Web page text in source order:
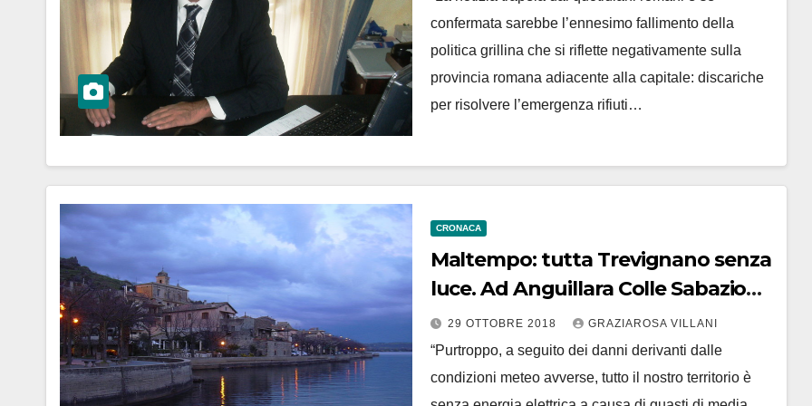
confermata sarebbe l’ennesimo fallimento della
politica grillina che si riflette negativamente sulla
provincia romana adiacente alla capitale: discariche
per risolvere l’emergenza rifiuti…
CRONACA
Maltempo: tutta Trevignano senza
luce. Ad Anguillara Colle Sabazio
senza acqua e elettricità
29 OTTOBRE 2018 GRAZIAROSA VILLANI
“Purtroppo, a seguito dei danni derivanti dalle
condizioni meteo avverse, tutto il nostro territorio è